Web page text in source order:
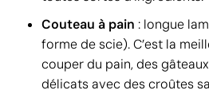
Couteau à pain : longue
forme de scie). C’est la
couper du pain, des
délicats avec des croûtes